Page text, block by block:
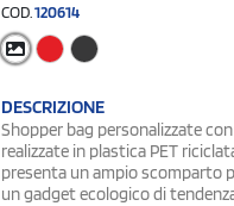
COD. 120614
DESCRIZIONE
Shopper bag personalizzate
realizzate in plastica PET
presenta un ampio scomparto
un gadget ecologico di